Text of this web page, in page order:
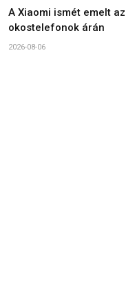
A Xiaomi ismét emelt az
okostelefonok árán
2026-08-06